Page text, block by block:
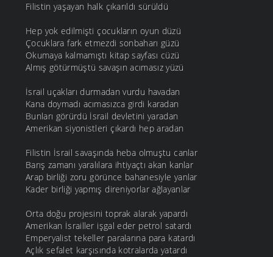
Filistin yaşayan halk çıkarıldı sürüldü
Hep yok edilmişti çocukların oyun düzü
Çocuklara fark etmezdi sonbaharı güzü
Okumaya kalmamıştı kitap sayfası cüzü
Almış götürmüştü savaşın acımasız yüzü
İsrail uçakları durmadan vurdu havadan
Kana doymadı acımasızca girdi karadan
Bunları görürdü İsrail devletini yaradan
Amerikan siyonistleri çıkardı hep aradan
Filistin İsrail savaşında heba olmuştu canlar
Barış zamanı yaralılara ihtiyaçtı akan kanlar
Arap birliği zoru görünce bahanesiyle yanlar
Kader birliği yapmış direniyorlar ağlayanlar
Orta doğu projesini toprak alarak yapardı
Amerikan İsrailler işgal eder petrol satardı
Emperyalist tekeller paralarına para katardı
Açlık sefalet karşısında kotralarda yatardı